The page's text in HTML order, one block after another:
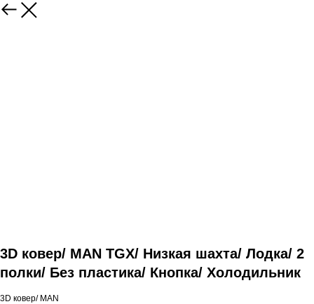
3D ковер/ MAN TGX/ Низкая шахта/ Лодка/ 2
полки/ Без пластика/ Кнопка/ Холодильник
3D ковер/ MAN